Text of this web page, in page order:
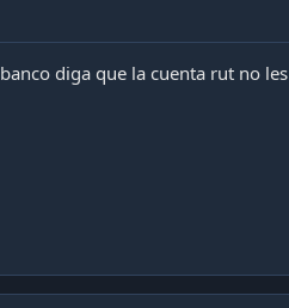
diga que la cuenta rut no